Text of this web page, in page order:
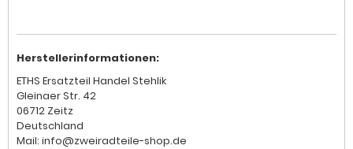
Herstellerinformationen:
ETHS Ersatzteil Handel Stehlik
Gleinaer Str. 42
06712 Zeitz
Deutschland
Mail: info@zweiradteile-shop.de